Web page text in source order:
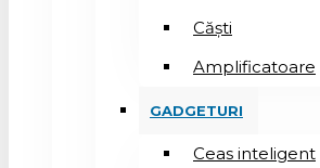
Căşti
Amplificatoare
GADGETURI
Ceas inteligent